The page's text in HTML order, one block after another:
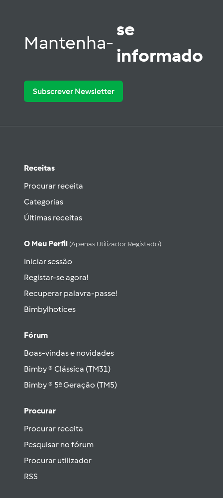
Mantenha-
se
informado
Subscrever Newsletter
Receitas
Procurar receita
Categorias
Últimas receitas
O Meu Perfil (apenas Utilizador Registado)
Iniciar sessão
Registar-se agora!
Recuperar palavra-passe!
Bimbylhotices
Fórum
Boas-vindas e novidades
Bimby ® Clássica (TM31)
Bimby ® 5ª Geração (TM5)
Procurar
Procurar receita
Pesquisar no fórum
Procurar utilizador
RSS